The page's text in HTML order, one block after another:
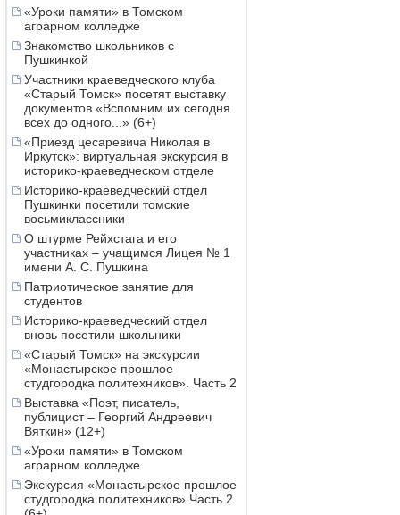
«Уроки памяти» в Томском
аграрном колледже
Знакомство школьников с
Пушкинкой
Участники краеведческого клуба
«Старый Томск» посетят выставку
документов «Вспомним их сегодня
всех до одного...» (6+)
«Приезд цесаревича Николая в
Иркутск»: виртуальная экскурсия в
историко-краеведческом отделе
Историко-краеведческий отдел
Пушкинки посетили томские
восьмиклассники
О штурме Рейхстага и его
участниках – учащимся Лицея № 1
имени А. С. Пушкина
Патриотическое занятие для
студентов
Историко-краеведческий отдел
вновь посетили школьники
«Старый Томск» на экскурсии
«Монастырское прошлое
студгородка политехников». Часть 2
Выставка «Поэт, писатель,
публицист – Георгий Андреевич
Вяткин» (12+)
«Уроки памяти» в Томском
аграрном колледже
Экскурсия «Монастырское прошлое
студгородка политехников» Часть 2